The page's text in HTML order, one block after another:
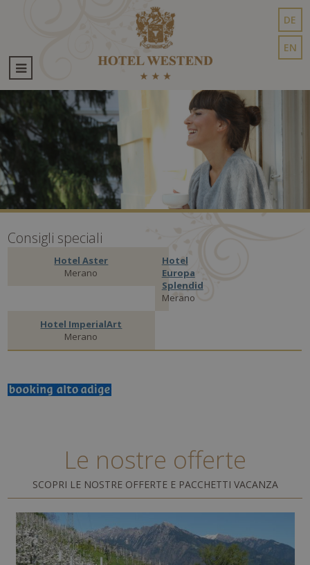
DE
EN
Consigli speciali
Hotel Aster
Merano
Hotel
Europa
Splendid
Merano
Hotel ImperialArt
Merano
Le nostre offerte
SCOPRI LE NOSTRE OFFERTE E PACCHETTI VACANZA